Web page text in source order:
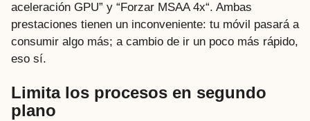
aceleración GPU” y “Forzar MSAA 4x“. Ambas
prestaciones tienen un inconveniente: tu móvil pasará a
consumir algo más; a cambio de ir un poco más rápido,
eso sí.
Limita los procesos en segundo
plano